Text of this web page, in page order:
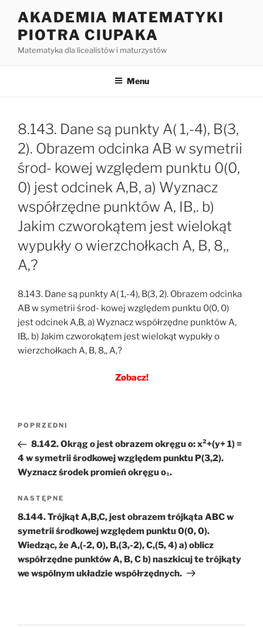
treści
AKADEMIA MATEMATYKI
PIOTRA CIUPAKA
Matematyka dla licealistów i maturzystów
Menu
8.143. Dane są punkty A( 1,-4), B(3,
2). Obrazem odcinka AB w symetrii
środ- kowej względem punktu 0(0,
0) jest odcinek A,B, a) Wyznacz
współrzędne punktów A, IB,. b)
Jakim czworokątem jest wielokąt
wypukły o wierzchołkach A, B, 8,,
A,?
8.143. Dane są punkty A( 1,-4), B(3, 2). Obrazem odcinka
AB w symetrii środ- kowej względem punktu 0(0, 0)
jest odcinek A,B, a) Wyznacz współrzędne punktów A,
IB,. b) Jakim czworokątem jest wielokąt wypukły o
wierzchołkach A, B, 8,, A,?
Zobacz!
Nawigacja
Poprzedni
wpis
POPRZEDNI
8.142. Okrąg o jest obrazem okręgu o: x²+(y+ 1) =
4 w symetrii środkowej względem punktu P(3,2).
Wyznacz środek promień okręgu o₁.
Następny
wpis
NASTĘPNE
8.144. Trójkąt A,B,C, jest obrazem trójkąta ABC w
symetrii środkowej względem punktu 0(0, 0).
Wiedząc, że A,(-2, 0), B,(3,-2), C,(5, 4) a) oblicz
współrzędne punktów A, B, C b) naszkicuj te trójkąty
we wspólnym układzie współrzędnych.